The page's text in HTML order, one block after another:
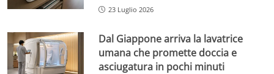
23 Luglio 2026
Dal Giappone arriva la lavatrice
umana che promette doccia e
asciugatura in pochi minuti